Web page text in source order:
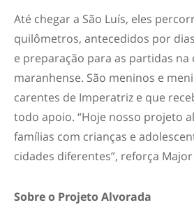
Até chegar a São Luís, eles
quilômetros, antecedidos por
e preparação para as partidas na
maranhense. São meninos e
carentes de Imperatriz e que
todo apoio. “Hoje nosso projeto
famílias com crianças e
cidades diferentes”, reforça Major
Sobre o Projeto Alvorada